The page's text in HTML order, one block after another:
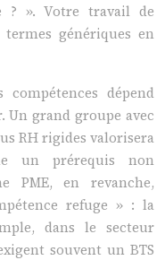
? ». Votre travail de
génériques en
dépend
Un grand groupe avec
RH rigides valorisera
un prérequis non
PME, en revanche,
refuge » : la
dans le secteur
souvent un BTS